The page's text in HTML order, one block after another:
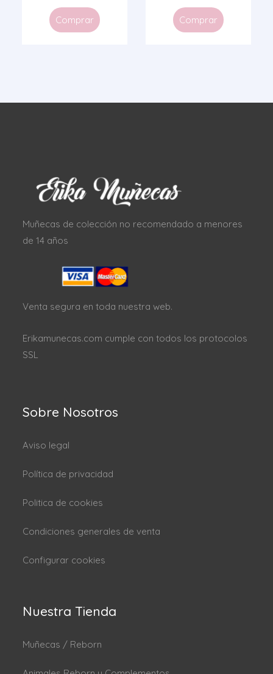
Comprar Comprar
Muñecas de colección no recomendado a menores
de 14 años
Venta segura en toda nuestra web.
Erikamunecas.com cumple con todos los protocolos
SSL
Sobre Nosotros
Aviso legal
Política de privacidad
Politica de cookies
Condiciones generales de venta
Configurar cookies
Nuestra Tienda
Muñecas / Reborn